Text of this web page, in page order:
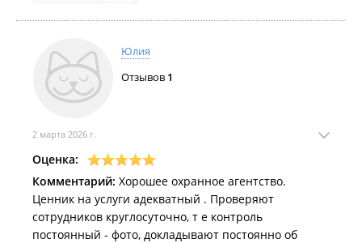
Юлия
Отзывов 1
2 марта 2026 г.
Оценка:
Комментарий: Хорошее охранное агентство.
Ценник на услуги адекватный . Проверяют
сотрудников круглосуточно, т е контроль
постоянный - фото, докладывают постоянно об